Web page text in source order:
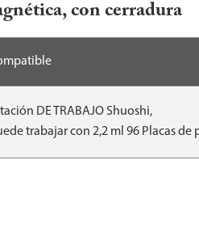
con cerradura
DE TRABAJO Shuoshi,
trabajar con 2,2 ml 96 Placas de